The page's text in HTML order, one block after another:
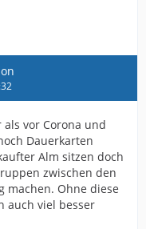
vor Corona und
Dauerkarten
Alm sitzen doch
zwischen den
machen. Ohne diese
auch viel besser